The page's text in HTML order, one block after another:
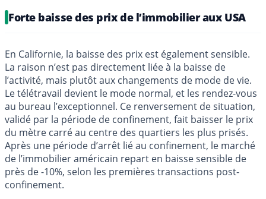
Forte baisse des prix de l’immobilier aux USA
En Californie, la baisse des prix est également sensible.
La raison n’est pas directement liée à la baisse de
l’activité, mais plutôt aux changements de mode de vie.
Le télétravail devient le mode normal, et les rendez-vous
au bureau l’exceptionnel. Ce renversement de situation,
validé par la période de confinement, fait baisser le prix
du mètre carré au centre des quartiers les plus prisés.
Après une période d’arrêt lié au confinement, le marché
de l’immobilier américain repart en baisse sensible de
près de -10%, selon les premières transactions post-
confinement.